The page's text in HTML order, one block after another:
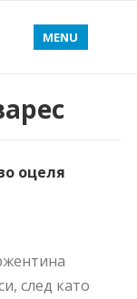
MENU
оцеля
след като